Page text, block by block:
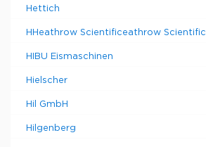
Hettich
HHeathrow Scientificeathrow Scientific
HIBU Eismaschinen
Hielscher
Hil GmbH
Hilgenberg